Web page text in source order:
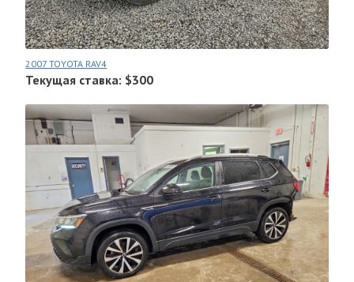
2007 TOYOTA RAV4
Текущая ставка: $300